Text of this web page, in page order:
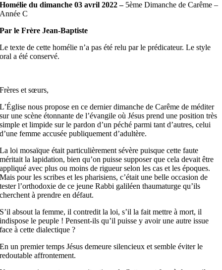
Homélie du dimanche 03 avril 2022 – 5ème Dimanche de Carême –
Année C
Par le FrèreJean-Baptiste
Le texte de cette homélie n’a pas été relu par le prédicateur. Le style
oral a été conservé.
Frères et sœurs,
L’Église nous propose en ce dernier dimanche de Carême de méditer
sur une scène étonnante de l’évangile où Jésus prend une position très
simple et limpide sur le pardon d’un péché parmi tant d’autres, celui
d’une femme accusée publiquement d’adultère.
La loi mosaïque était particulièrement sévère puisque cette faute
méritait la lapidation, bien qu’on puisse supposer que cela devait être
appliqué avec plus ou moins de rigueur selon les cas et les époques.
Mais pour les scribes et les pharisiens, c’était une belle occasion de
tester l’orthodoxie de ce jeune Rabbi galiléen thaumaturge qu’ils
cherchent à prendre en défaut.
S’il absout la femme, il contredit la loi, s’il la fait mettre à mort, il
indispose le peuple ! Pensent-ils qu’il puisse y avoir une autre issue
face à cette dialectique ?
En un premier temps Jésus demeure silencieux et semble éviter le
redoutable affrontement.